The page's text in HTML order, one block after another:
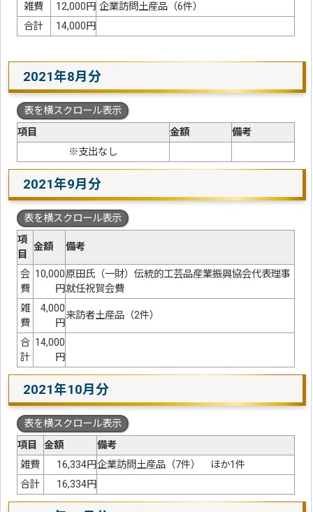
雑費
12,000円 企業訪問土産品（6件）
合計
14,000円
2021年8月分
表を横スクロール表示
項目
金額
備考
※支出なし
2021年9月分
表を横スクロール表示
項
目
金額 備考
会
費
10,000
円
原田氏（一財）伝統的工芸品産業振興協会代表理事
就任祝賀会費
雑
費
4,000
円
来訪者土産品（2件）
合
計
14,000
円
2021年10月分
表を横スクロール表示
項目
金額
備考
雑費
16,334円企業訪問土産品（7件） ほか1件
合計
16,334円